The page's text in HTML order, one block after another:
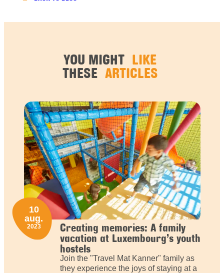
YOU MIGHT LIKE
THESE ARTICLES
Creating memories: A family
vacation at Luxembourg’s youth
hostels
Join the "Travel Mat Kanner" family as
they experience the joys of staying at a
10
aug.
2023